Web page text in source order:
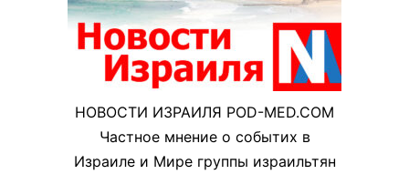
НОВОСТИ ИЗРАИЛЯ POD-MED.COM
Частное мнение о событих в
Израиле и Мире группы израильтян